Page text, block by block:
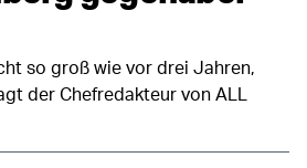
so groß wie vor drei Jahren,
der Chefredakteur von ALL